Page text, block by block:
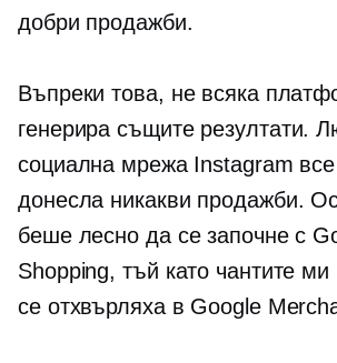
добри продажби.
Въпреки това, не всяка
генерира същите резултати.
социална мрежа Instagram
донесла никакви продажби.
беше лесно да се започне с
Shopping, тъй като чантите ми
се отхвърляха в Google